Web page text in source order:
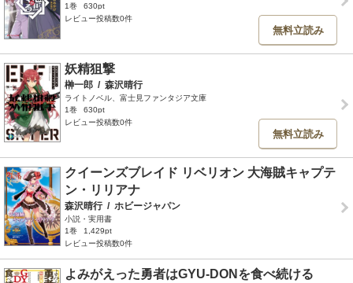
1巻
630pt
レビュー投稿数0件
無料立読み
妖精狙撃
榊一郎 / 森沢晴行
ライトノベル、富士見ファンタジア文庫
1巻
630pt
レビュー投稿数0件
無料立読み
クイーンズブレイド リベリオン 大海賊キャプテ
ン・リリアナ
森沢晴行 / ホビージャパン
小説・実用書
1巻
1,429pt
レビュー投稿数0件
よみがえった勇者はGYU-DONを食べ続ける